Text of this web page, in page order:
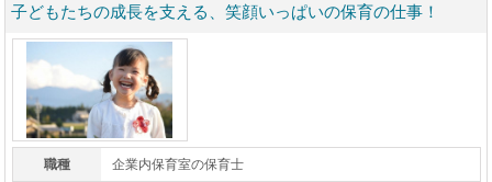
子どもたちの成長を支える、笑顔いっぱいの保育の仕事！
職種 企業内保育室の保育士